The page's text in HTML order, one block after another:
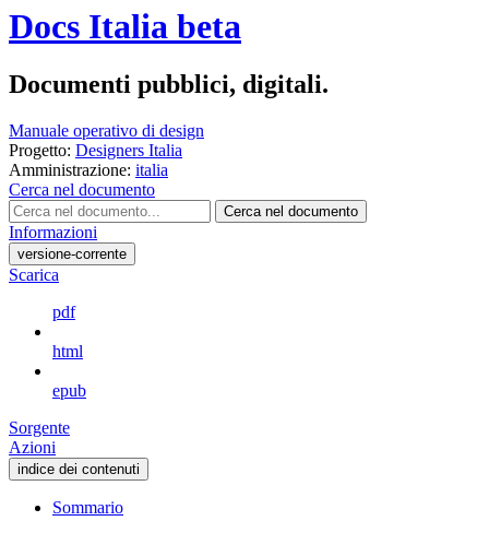
Docs Italia beta
Documenti pubblici, digitali.
Manuale operativo di design
Progetto: Designers Italia
Amministrazione: italia
Cerca nel documento
Cerca nel documento
Informazioni
versione-corrente
Scarica
pdf
html
epub
Sorgente
Azioni
indice dei contenuti
Sommario